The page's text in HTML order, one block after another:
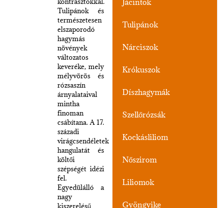
Jácintok
Tulipánok
Nárciszok
Krókuszok
Díszhagymák
Szellőrózsák
Kockásliliom
Nőszirom
Liliomok
Gyöngyike
Tulipánok és
természetesen
elszaporodó
hagymás
növények
változatos
keveréke, mely
mélyvörös és
rózsaszín
árnyalataival
mintha
finoman
csábítana. A 17.
századi
virágcsendéletek
hangulatát és
költői
szépségét idézi
fel.
Egyedülálló a
nagy
kiszerelésű